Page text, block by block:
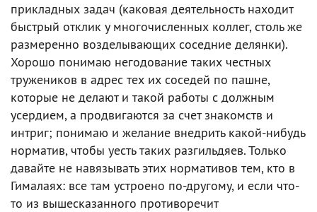
прикладных задач (каковая деятельность находит
быстрый отклик у многочисленных коллег, столь же
размеренно возделывающих соседние делянки).
Хорошо понимаю негодование таких честных
тружеников в адрес тех их соседей по пашне,
которые не делают и такой работы с должным
усердием, а продвигаются за счет знакомств и
интриг; понимаю и желание внедрить какой-нибудь
норматив, чтобы уесть таких разгильдяев. Только
давайте не навязывать этих нормативов тем, кто в
Гималаях: все там устроено по-другому, и если что-
то из вышесказанного противоречит